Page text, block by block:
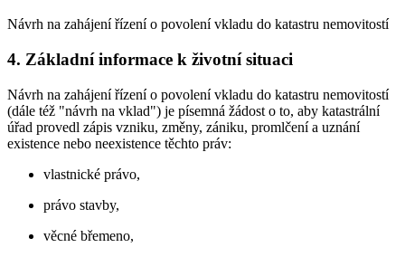
Návrh na zahájení řízení o povolení vkladu do katastru nemovitostí
4. Základní informace k životní situaci
Návrh na zahájení řízení o povolení vkladu do katastru nemovitostí
(dále též "návrh na vklad") je písemná žádost o to, aby katastrální
úřad provedl zápis vzniku, změny, zániku, promlčení a uznání
existence nebo neexistence těchto práv:
vlastnické právo,
právo stavby,
věcné břemeno,